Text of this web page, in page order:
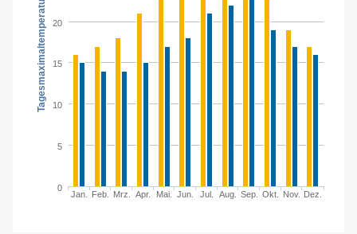
Tagesmaximaltemperatur in °C
Jan. Feb. Mrz. Apr. Mai. Jun. Jul. Aug. Sep. Okt. Nov. Dez.
0
5
10
15
20